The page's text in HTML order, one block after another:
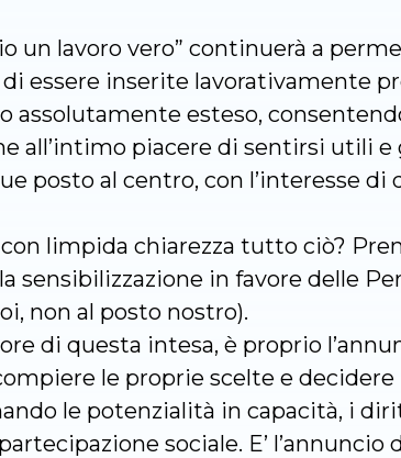
un lavoro vero” continuerà a
essere inserite lavorativamente
assolutamente esteso,
all’intimo piacere di sentirsi utili
posto al centro, con l’interesse
limpida chiarezza tutto ciò?
sensibilizzazione in favore delle
non al posto nostro).
di questa intesa, è proprio
le proprie scelte e
le potenzialità in capacità, i
sociale. E’ l’annuncio